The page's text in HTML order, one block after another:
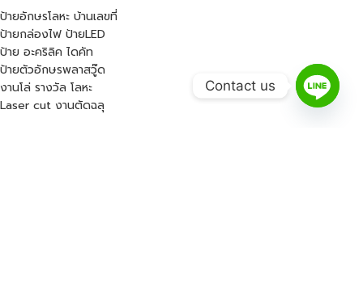
ป้ายอักษรโลหะ บ้านเลขที่
ป้ายกล่องไฟ ป้ายLED
ป้าย อะคริลิค ไดคัท
ป้ายตัวอักษรพลาสวู๊ด
งานโล่ รางวัล โลหะ
Laser cut งานตัดฉลุ
Contact us